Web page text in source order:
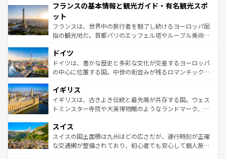
ませてくれるイタリアで、忘れられない旅をしてみよう！
なお、新着のイタリア情報は
しい。
文化が根付くこの国では、情熱的なフラメンコ、熱気あふ
れる闘牛、そして美味しいタパスが生活の一部となってい
る。首都マドリードの洗練された雰囲気や、バルセロナの
アートに溢れた街角から、地方では古代ローマ遺跡や中世
せる。地方によって風土や気候が異なるスペインはその個
性で訪れる人を魅了する。 なお、新着のスペイン情報は コ
ンテンツ一覧を参照してほしい。
フランスの基本情報と観光ガイド・有名観光スポ
ット
フランスは、世界中の旅行者を魅了し続けるヨーロッパ屈
指の観光地だ。首都パリのエッフェル塔やルーブル美術館
で、幅広い魅力が詰まっている。華麗な宮殿、歴史的な大
聖堂、美しいビーチ、そして豊かな自然が、訪れる者を心
から魅了する。また、フランスは美食の国としても知ら
いる。シャンパンの発祥地であるランス、プロヴァンスの
香り高いラベンダー畑など、多彩な楽しみ方が可能だ。さ
らに、パリ以外の地域にも魅力が溢れており、どの街角に
れる地方に足を運ぶとそれぞれで全く異なる文化を体験で
きるだろう。 なお、新着のフランス情報はコンテンツ一覧
を参照してほしい。
ドイツ
ドイツは、豊かな歴史と多彩な文化が交差するヨーロッパ
の中心に位置する国。中世の街並みが残るロマンチック街
顔を持つこの国は、どこを歩いても飽きることがない。ベ
ルリンの文化的活気、バイエルン州のアルプスの絶景、そ
してライン川沿いのワイン畑といった風景は必見。ビール
は、お酒好きな人にはぜひ体験してほしい。 なお、新着の
ドイツ情報はコンテンツ一覧を参照してほしい。
イギリス
イギリスは、古きよき伝統と最先端が共存する国。ウェス
トミンスター寺院や大英博物館のようなランドマーク、歴
リアごとに異なる魅力がある。また、優雅なアフタヌーン
ティー、ビール好きにはたまらない英国パブ、サッカー観
戦など、本場だからこそできる体験も豊富。イギリスを旅
スイス
スイスの国土面積は九州ほどの広さだが、運行時刻が正確
な交通網が整備されており、初心者でも安心して個人旅行